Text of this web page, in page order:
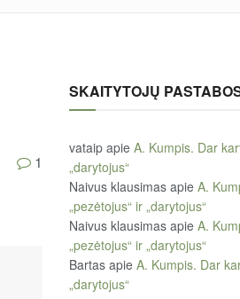
1
SKAITYTOJŲ
vataip apie A. Kumpis. Dar
„darytojus“
Naivus klausimas apie A.
„pezėtojus“ ir „darytojus“
Naivus klausimas apie A.
„pezėtojus“ ir „darytojus“
Bartas apie A. Kumpis. Dar
„darytojus“